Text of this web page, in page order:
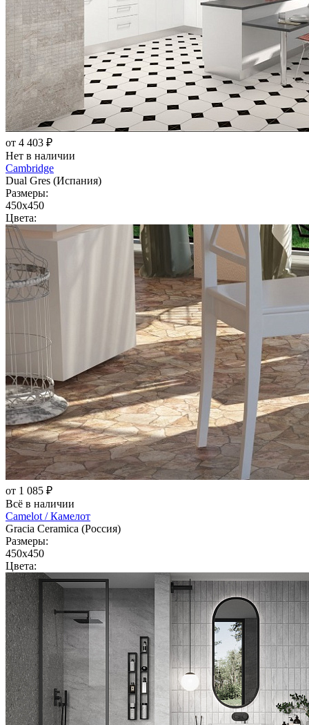
от 4 403 ₽
Нет в наличии
Cambridge
Dual Gres (Испания)
Размеры:
450x450
Цвета:
от 1 085 ₽
Всё в наличии
Camelot / Камелот
Gracia Ceramica (Россия)
Размеры:
450x450
Цвета: